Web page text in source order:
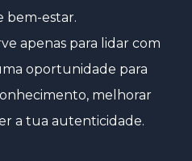
bem-estar.
apenas para lidar com
oportunidade para
melhorar
a tua autenticidade.